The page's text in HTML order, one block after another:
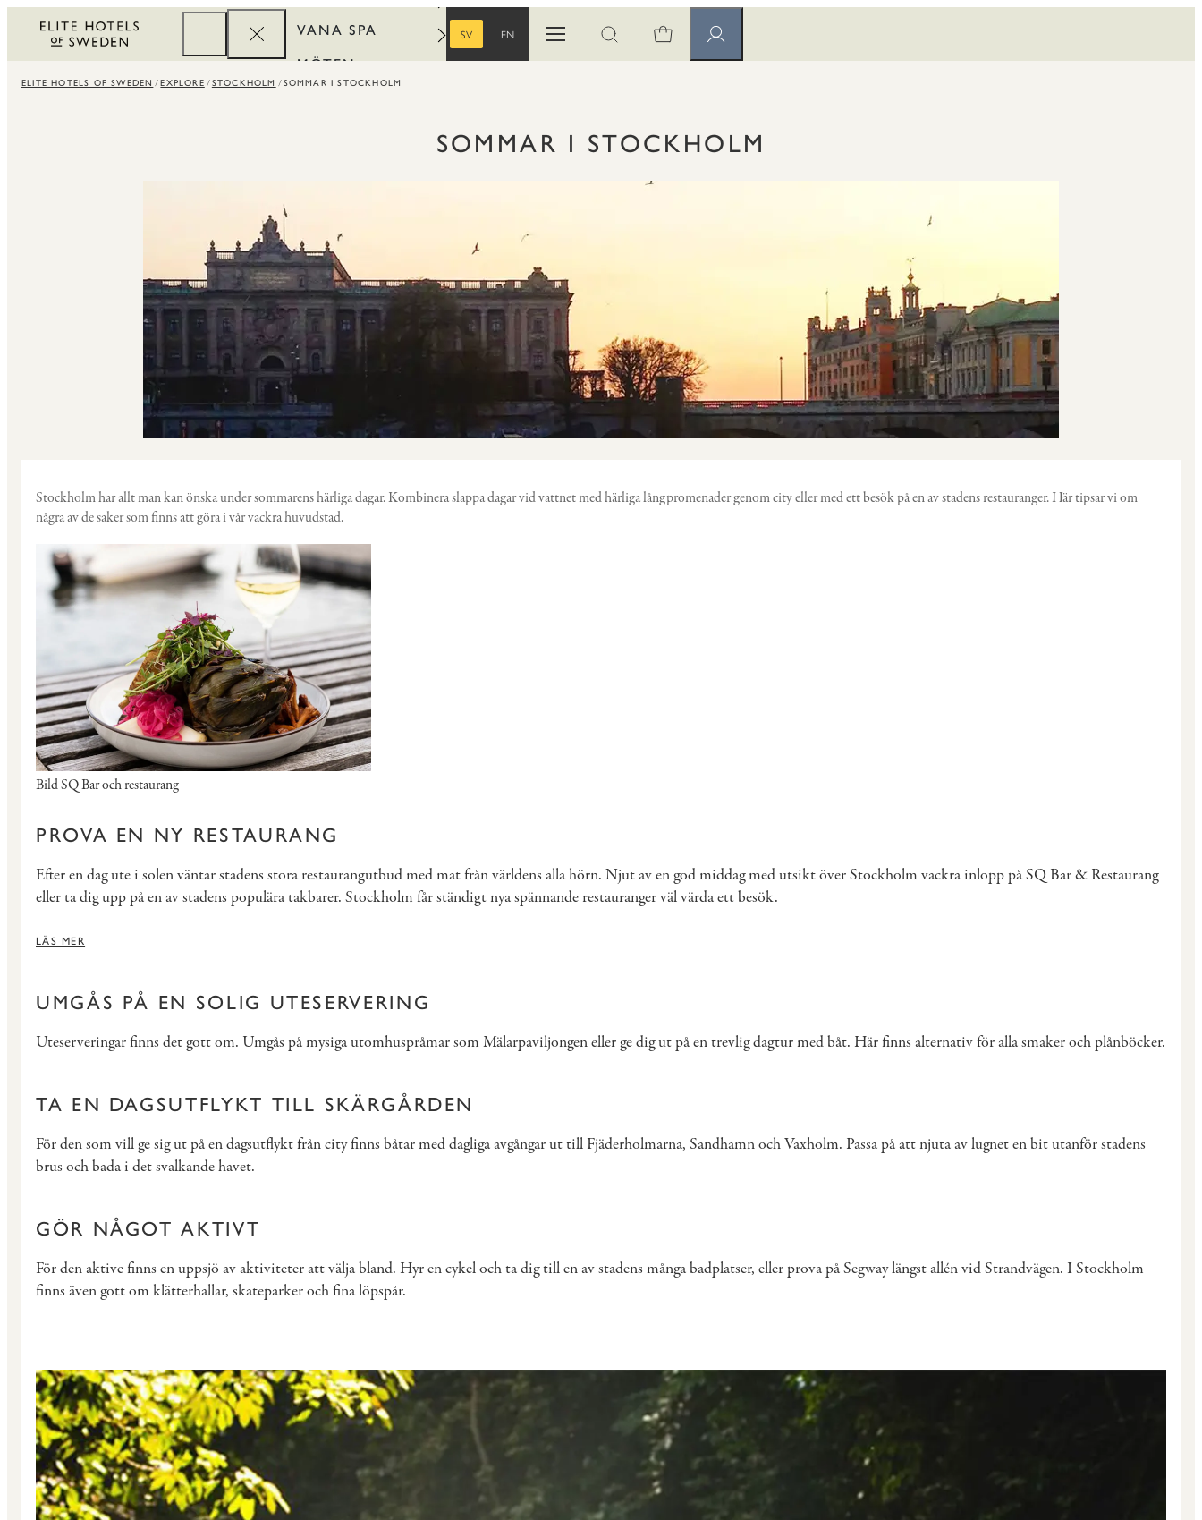
VANA SPA
MÖTEN
SV
EN
Öppna menynÖppna sök Medlemssidor
ELITE HOTELS OF SWEDEN EXPLORE STOCKHOLM SOMMAR I STOCKHOLM
SOMMAR I STOCKHOLM
Stockholm har allt man kan önska under sommarens härliga dagar. Kombinera slappa dagar vid vattnet med härliga långpromenader genom city eller med ett besök på en av stadens restauranger. Här tipsar vi om
några av de saker som finns att göra i vår vackra huvudstad.
Bild SQ Bar och restaurang
PROVA EN NY RESTAURANG
Efter en dag ute i solen väntar stadens stora restaurangutbud med mat från världens alla hörn. Njut av en god middag med utsikt över Stockholm vackra inlopp på SQ Bar & Restaurang
eller ta dig upp på en av stadens populära takbarer. Stockholm får ständigt nya spännande restauranger väl värda ett besök.
LÄS MER
UMGÅS PÅ EN SOLIG UTESERVERING
Uteserveringar finns det gott om. Umgås på mysiga utomhuspråmar som Mälarpaviljongen eller ge dig ut på en trevlig dagtur med båt. Här finns alternativ för alla smaker och plånböcker.
TA EN DAGSUTFLYKT TILL SKÄRGÅRDEN
För den som vill ge sig ut på en dagsutflykt från city finns båtar med dagliga avgångar ut till Fjäderholmarna, Sandhamn och Vaxholm. Passa på att njuta av lugnet en bit utanför stadens
brus och bada i det svalkande havet.
GÖR NÅGOT AKTIVT
För den aktive finns en uppsjö av aktiviteter att välja bland. Hyr en cykel och ta dig till en av stadens många badplatser, eller prova på Segway längst allén vid Strandvägen. I Stockholm
finns även gott om klätterhallar, skateparker och fina löpspår.